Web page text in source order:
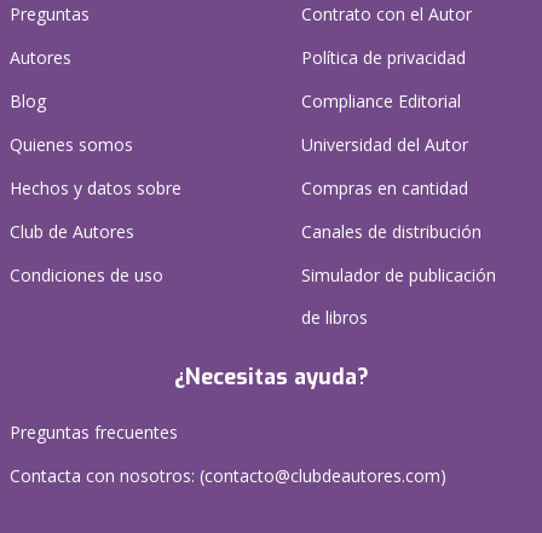
Preguntas
Autores
Blog
Quienes somos
Hechos y datos sobre
Club de Autores
Condiciones de uso
Contrato con el Autor
Política de privacidad
Compliance Editorial
Universidad del Autor
Compras en cantidad
Canales de distribución
Simulador de publicación
de libros
¿Necesitas ayuda?
Preguntas frecuentes
Contacta con nosotros: (contacto@clubdeautores.com)